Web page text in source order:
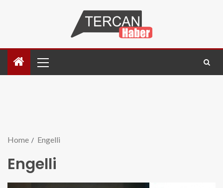
Home Engelli
Engelli